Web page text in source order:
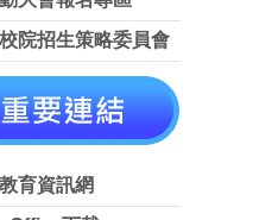
院招生策略委員會
育資訊網